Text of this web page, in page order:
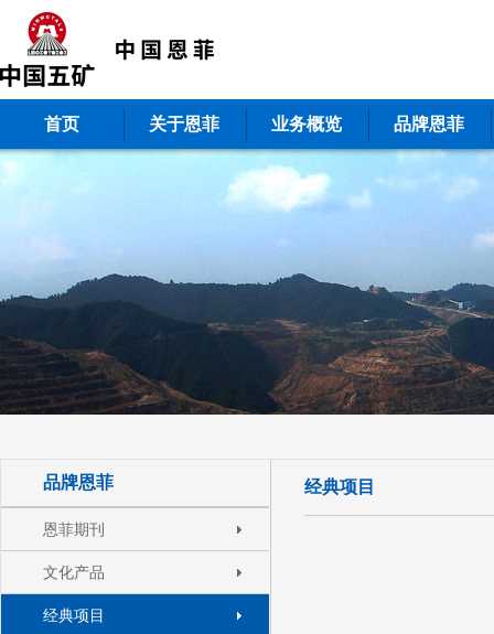
首页 关于恩菲 业务概览 品牌恩菲
品牌恩菲
恩菲期刊
文化产品
经典项目
经典项目